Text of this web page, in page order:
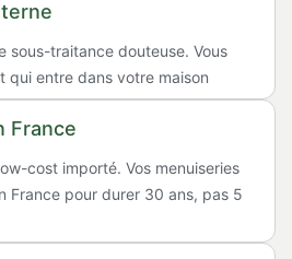
sous-traitance douteuse. Vous
qui entre dans votre maison
France
cost importé. Vos menuiseries
France pour durer 30 ans, pas 5